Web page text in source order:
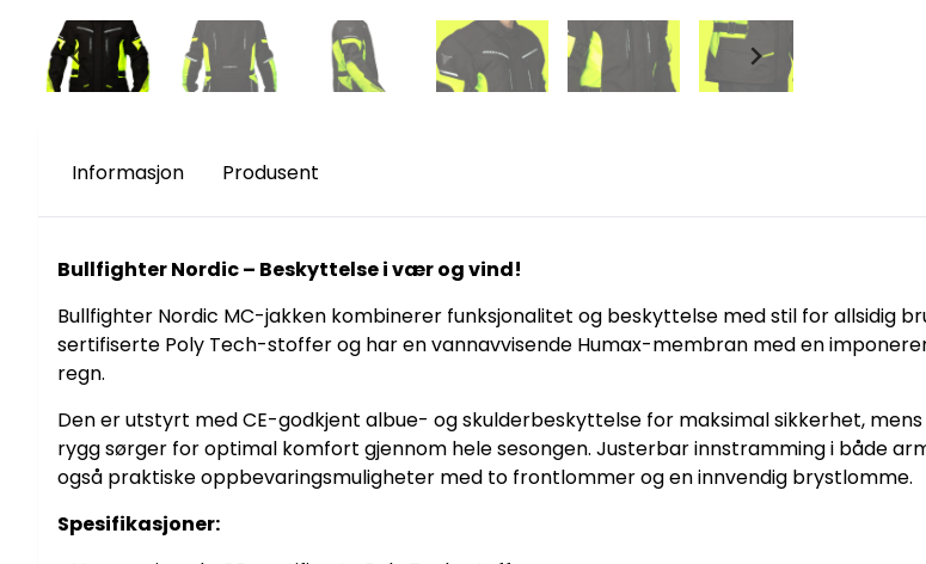
Informasjon Produsent
Bullfighter Nordic – Beskyttelse i vær og vind!
Bullfighter Nordic MC-jakken kombinerer funksjonalitet og beskyttelse med stil for allsidig
sertifiserte Poly Tech-stoffer og har en vannavvisende Humax-membran med en
regn.
Den er utstyrt med CE-godkjent albue- og skulderbeskyttelse for maksimal sikkerhet,
rygg sørger for optimal komfort gjennom hele sesongen. Justerbar innstramming i både
også praktiske oppbevaringsmuligheter med to frontlommer og en innvendig brystlomme.
Spesifikasjoner: